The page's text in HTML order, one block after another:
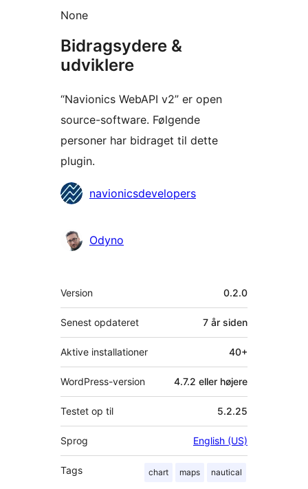
None
Bidragsydere &
udviklere
“Navionics WebAPI v2” er open
source-software. Følgende
personer har bidraget til dette
plugin.
Bidragsydere
navionicsdevelopers
Odyno
Meta
Version 0.2.0
Senest opdateret 7 år siden
Aktive installationer 40+
WordPress-version 4.7.2 eller højere
Testet op til 5.2.25
Sprog English (US)
Tags chart maps nautical